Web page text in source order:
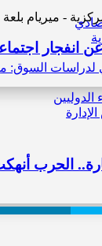
لدراسات السوق:
- ميريام بلعة
انفجار